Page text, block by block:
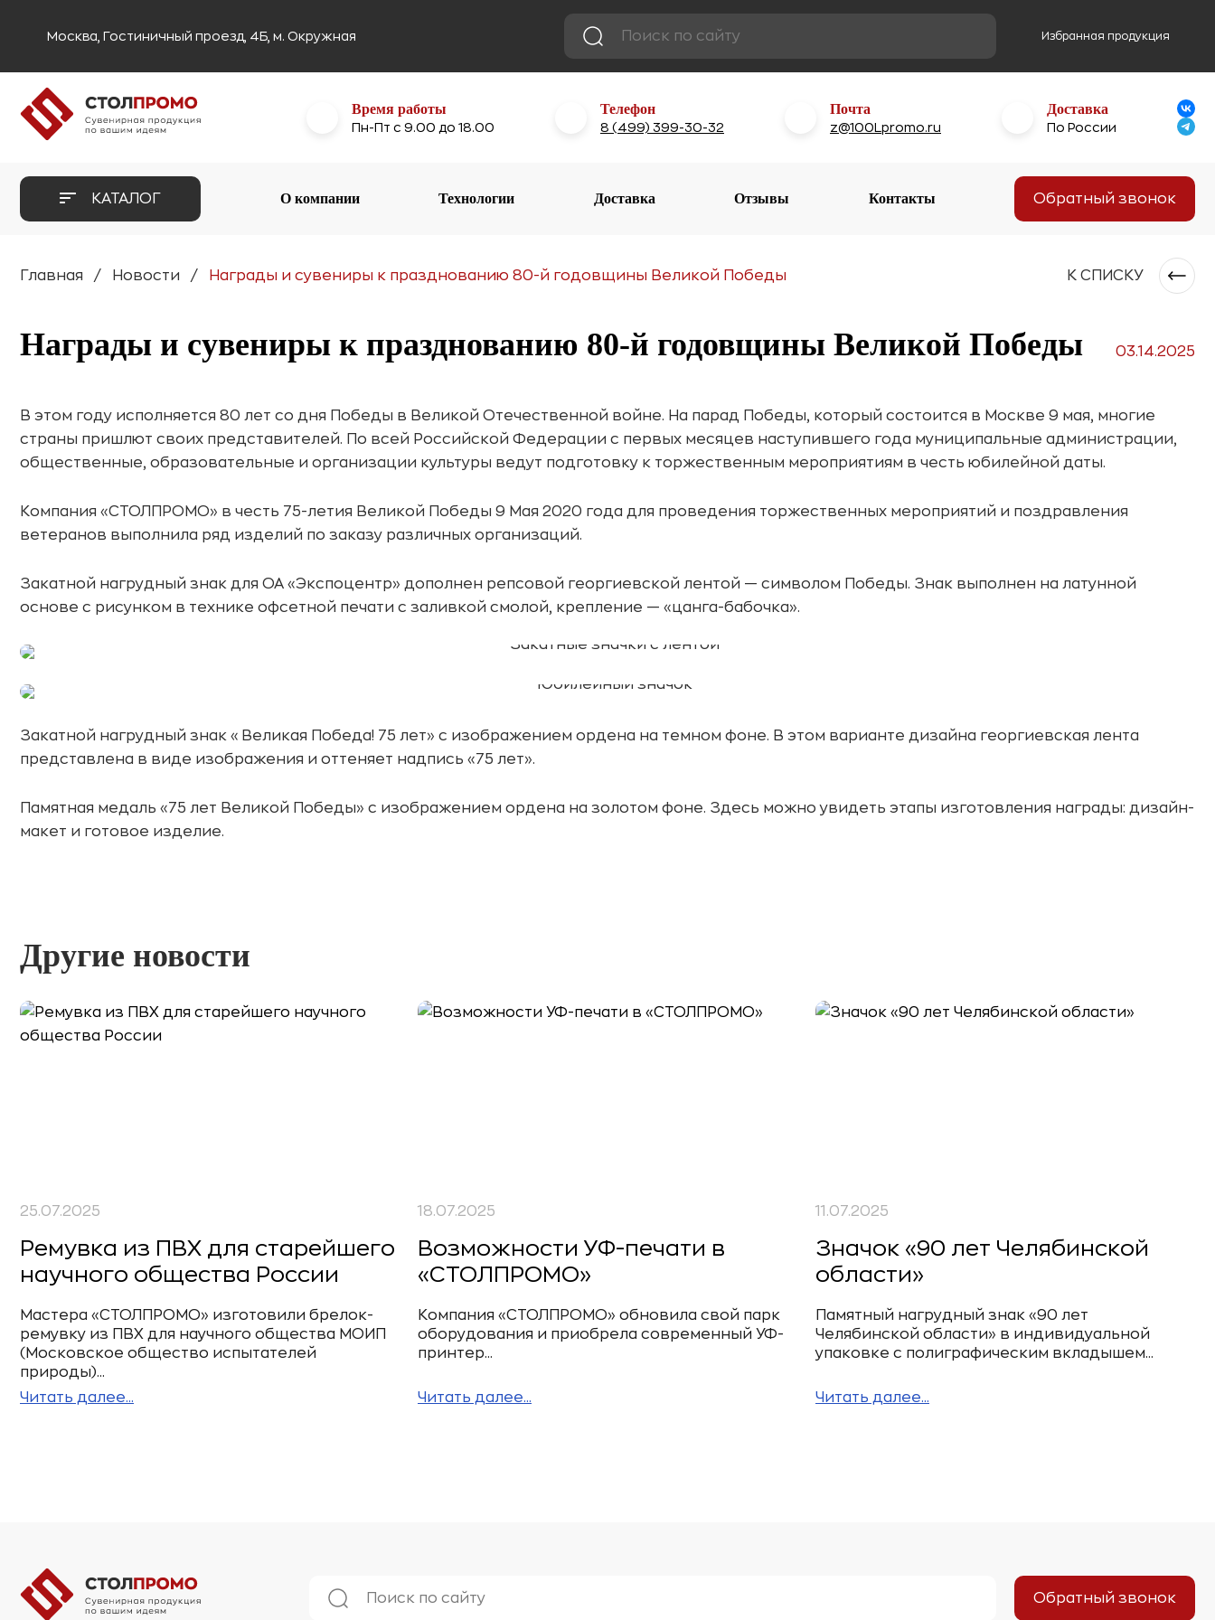
Москва, Гостиничный проезд, 4Б, м. Окружная Избранная продукция
Время работы
Пн-Пт с 9.00 до 18.00
Телефон
8 (499) 399-30-32
Почта
z@100Lpromo.ru
Доставка
По России
КАТАЛОГ О компании Технологии Доставка Отзывы Контакты Обратный звонок
Главная Новости Награды и сувениры к празднованию 80-й годовщины Великой Победы К СПИСКУ
Награды и сувениры к празднованию 80-й годовщины Великой Победы 03.14.2025
В этом году исполняется 80 лет со дня Победы в Великой Отечественной войне. На парад Победы, который состоится в Москве 9 мая, многие
страны пришлют своих представителей. По всей Российской Федерации с первых месяцев наступившего года муниципальные администрации,
общественные, образовательные и организации культуры ведут подготовку к торжественным мероприятиям в честь юбилейной даты.
Компания «СТОЛПРОМО» в честь 75-летия Великой Победы 9 Мая 2020 года для проведения торжественных мероприятий и поздравления
ветеранов выполнила ряд изделий по заказу различных организаций.
Закатной нагрудный знак для ОА «Экспоцентр» дополнен репсовой георгиевской лентой — символом Победы. Знак выполнен на латунной
основе с рисунком в технике офсетной печати с заливкой смолой, крепление — «цанга-бабочка».
Закатной нагрудный знак «Великая Победа! 75 лет» с изображением ордена на темном фоне. В этом варианте дизайна георгиевская лента
представлена в виде изображения и оттеняет надпись «75 лет».
Памятная медаль «75 лет Великой Победы» с изображением ордена на золотом фоне. Здесь можно увидеть этапы изготовления награды: дизайн-
макет и готовое изделие.
Другие новости
25.07.2025
Ремувка из ПВХ для старейшего
научного общества России
Мастера «СТОЛПРОМО» изготовили брелок-
ремувку из ПВХ для научного общества МОИП
(Московское общество испытателей
природы)...
Читать далее...
18.07.2025
Возможности УФ-печати в
«СТОЛПРОМО»
Компания «СТОЛПРОМО» обновила свой парк
оборудования и приобрела современный УФ-
принтер...
Читать далее...
11.07.2025
Значок «90 лет Челябинской
области»
Памятный нагрудный знак «90 лет
Челябинской области» в индивидуальной
упаковке с полиграфическим вкладышем...
Читать далее...
Обратный звонок